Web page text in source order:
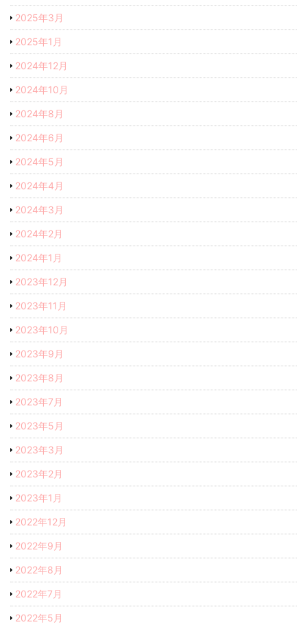
2025年3月
2025年1月
2024年12月
2024年10月
2024年8月
2024年6月
2024年5月
2024年4月
2024年3月
2024年2月
2024年1月
2023年12月
2023年11月
2023年10月
2023年9月
2023年8月
2023年7月
2023年5月
2023年3月
2023年2月
2023年1月
2022年12月
2022年9月
2022年8月
2022年7月
2022年5月